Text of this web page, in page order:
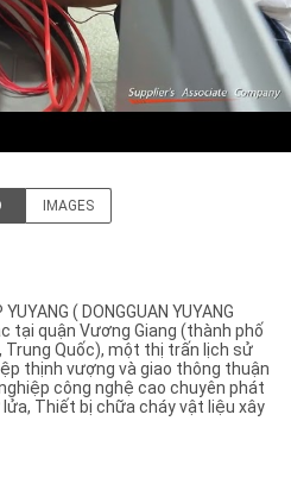
CO., LTD
IMAGES
( DONGGUAN YUYANG
tại quận Vương Giang (thành phố
Trung Quốc), một thị trấn lịch sử
thịnh vượng và giao thông thuận
công nghệ cao chuyên phát
Thiết bị chữa cháy vật liệu xây